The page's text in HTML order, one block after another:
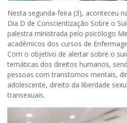
Nesta segunda-feira (3), aconteceu
Dia D de Conscientização Sobre o
palestra ministrada pelo psicólogo
acadêmicos dos cursos de
Com o objetivo de alertar sobre o
temáticas dos direitos humanos,
pessoas com transtornos mentais,
adolescente, direito da liberdade
transexuais.